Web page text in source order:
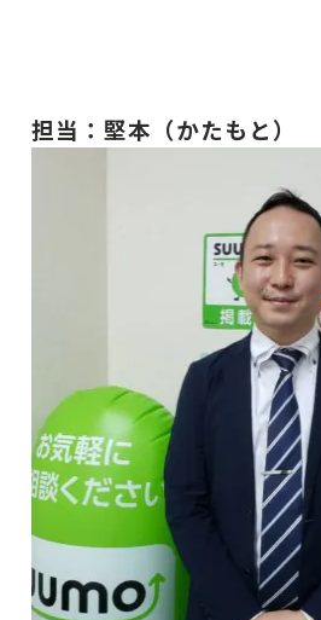
担当：堅本（かたもと）